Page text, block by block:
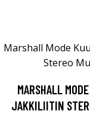
MARSHALL
JAKKILIITIN